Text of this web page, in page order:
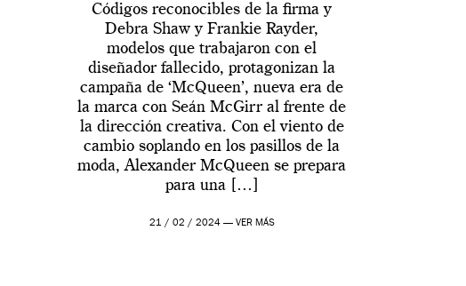
Códigos reconocibles de la firma y
Debra Shaw y Frankie Rayder,
modelos que trabajaron con el
diseñador fallecido, protagonizan la
campaña de ‘McQueen’, nueva era de
la marca con Seán McGirr al frente de
la dirección creativa. Con el viento de
cambio soplando en los pasillos de la
moda, Alexander McQueen se prepara
para una […]
21 / 02 / 2024 — VER MÁS